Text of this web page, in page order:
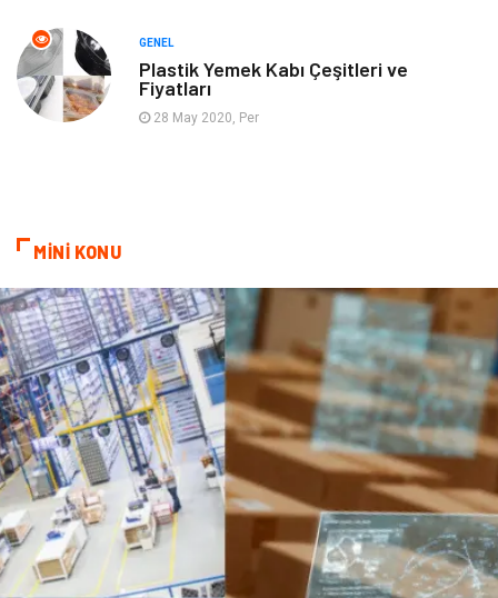
Hizmet
Aksesuar
GENEL
Plastik Yemek Kabı Çeşitleri ve
Fiyatları
28 May 2020, Per
MİNİ KONU